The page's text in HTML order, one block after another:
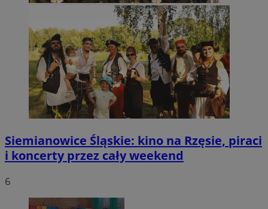
Siemianowice Śląskie: kino na Rzęsie, piraci
i koncerty przez cały weekend
6